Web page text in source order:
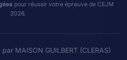
pour réussir votre épreuve de CEJM
2026.
MAISON GUILBERT (CLERAS)